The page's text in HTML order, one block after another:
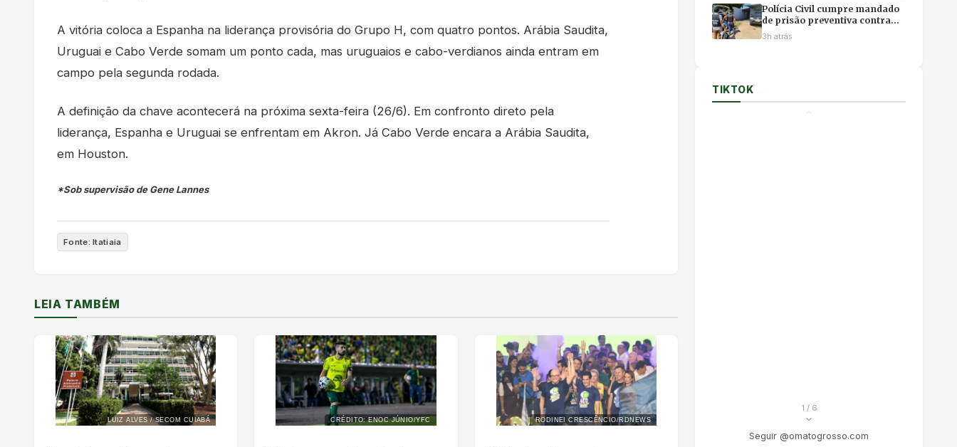
A vitória coloca a Espanha na liderança provisória do Grupo H, com quatro pontos. Arábia Saudita,
Uruguai e Cabo Verde somam um ponto cada, mas uruguaios e cabo-verdianos ainda entram em
campo pela segunda rodada.
A definição da chave acontecerá na próxima sexta-feira (26/6). Em confronto direto pela
liderança, Espanha e Uruguai se enfrentam em Akron. Já Cabo Verde encara a Arábia Saudita,
em Houston.
*Sob supervisão de Gene Lannes
Fonte: Itatiaia
LEIA TAMBÉM
LUIZ ALVES / SECOM CUIABÁ CRÉDITO: ENOC JÚNIO/YFC RODINEI CRESCÊNCIO/RDNEWS
Polícia Civil cumpre mandado
de prisão preventiva contra
investigado em Reserva do
3h atrás
TIKTOK
1 / 6
Seguir @omatogrosso.com